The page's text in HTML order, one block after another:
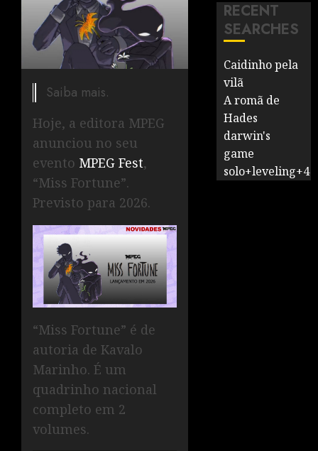
Saiba mais.
Hoje, a editora MPEG
anunciou no seu
evento MPEG Fest,
“Miss Fortune”.
Previsto para 2026.
“Miss Fortune” é de
autoria de Kavalo
Marinho. É um
quadrinho nacional
completo em 2
volumes.
RECENT
SEARCHES
Caidinho pela
vilã
A romã de
Hades
darwin's
game
solo+leveling+4